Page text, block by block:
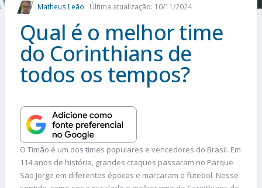
MAIS ESPORTES
Matheus Leão Última atualização: 10/11/2024
Qual é o melhor time
do Corinthians de
todos os tempos?
O Timão é um dos times populares e vencedores do Brasil. Em
114 anos de história, grandes craques passaram no Parque
São Jorge em diferentes épocas e marcaram o futebol. Nesse